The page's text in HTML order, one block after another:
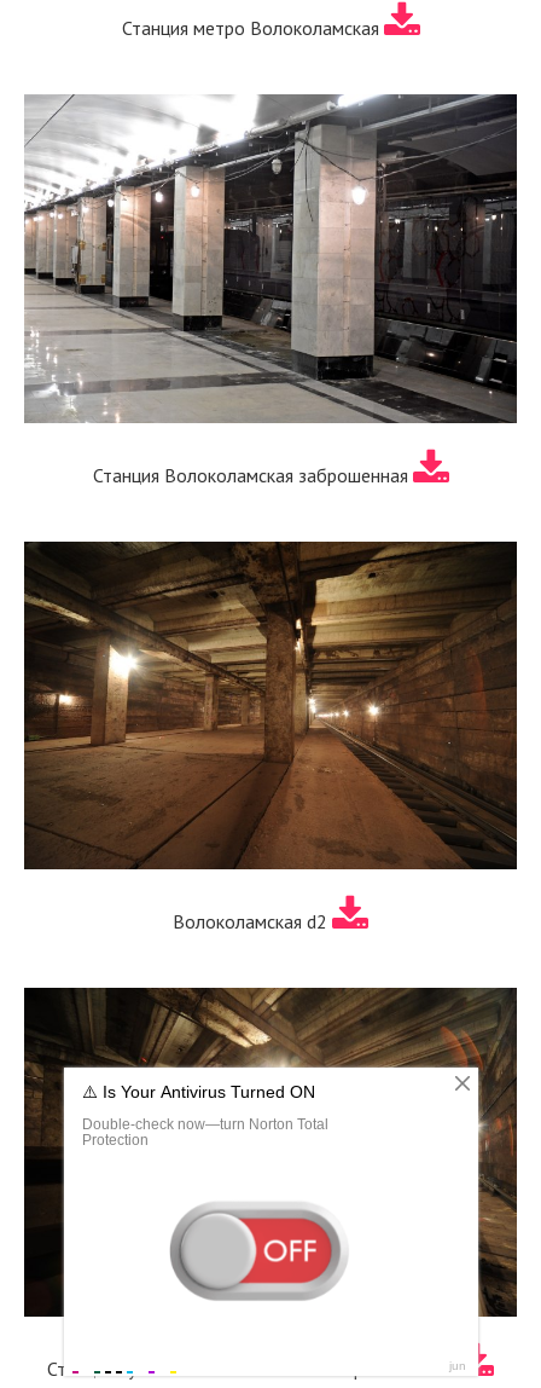
Станция метро Волоколамская
Станция Волоколамская заброшенная
Волоколамская d2
Станция Тушинская Московского метрополитена